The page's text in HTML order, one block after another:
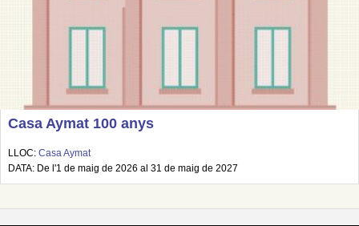
Casa Aymat 100 anys
LLOC: Casa Aymat
DATA: De l'1 de maig de 2026 al 31 de maig de 2027